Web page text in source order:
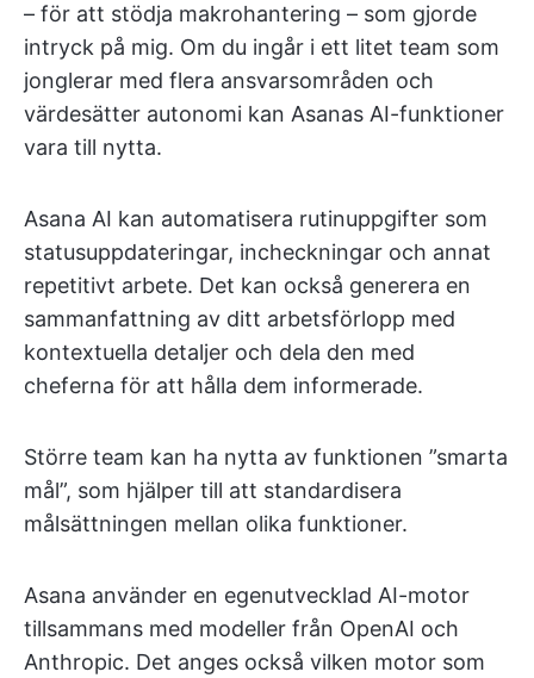
– för att stödja makrohantering – som gjorde
intryck på mig. Om du ingår i ett litet team som
jonglerar med flera ansvarsområden och
värdesätter autonomi kan Asanas AI-funktioner
vara till nytta.
Asana AI kan automatisera rutinuppgifter som
statusuppdateringar, incheckningar och annat
repetitivt arbete. Det kan också generera en
sammanfattning av ditt arbetsförlopp med
kontextuella detaljer och dela den med
cheferna för att hålla dem informerade.
Större team kan ha nytta av funktionen ”smarta
mål”, som hjälper till att standardisera
målsättningen mellan olika funktioner.
Asana använder en egenutvecklad AI-motor
tillsammans med modeller från OpenAI och
Anthropic. Det anges också vilken motor som